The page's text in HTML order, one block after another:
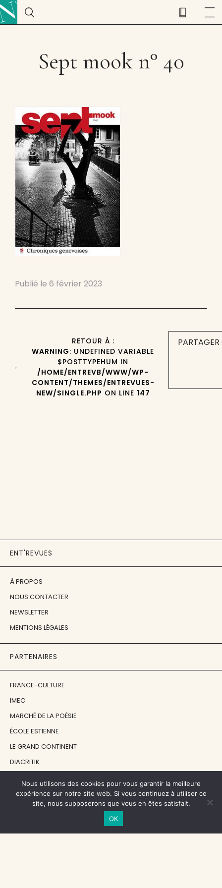
Sept mook n° 40
Publié le 6 février 2023
RETOUR À :
WARNING: UNDEFINED VARIABLE
$POSTTYPEHUM IN
/HOME/ENTREVB/WWW/WP-
CONTENT/THEMES/ENTREVUES-
NEW/SINGLE.PHP ON LINE 147
ENT'REVUES
À PROPOS
NOUS CONTACTER
NEWSLETTER
MENTIONS LÉGALES
PARTENAIRES
FRANCE-CULTURE
IMEC
MARCHÉ DE LA POÉSIE
ÉCOLE ESTIENNE
LE GRAND CONTINENT
DIACRITIK
NOS SOUTIENS
CENTRE NATIONAL DU LIVRE
Nous utilisons des cookies pour vous garantir la meilleure
expérience sur notre site web. Si vous continuez à utiliser ce
site, nous supposerons que vous en êtes satisfait.
OK